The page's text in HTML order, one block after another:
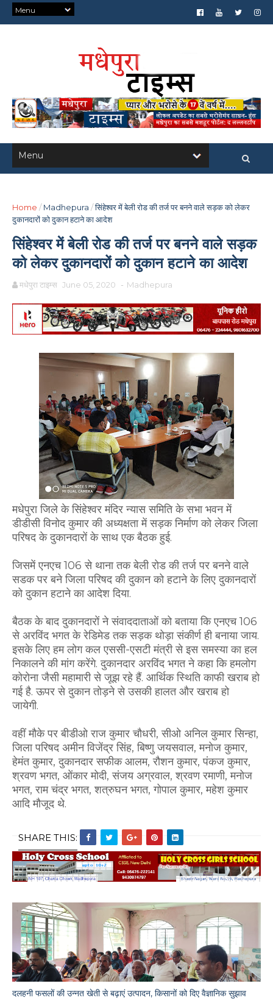
Home / Madhepura /सिंहेश्वर में बेली रोड की तर्ज पर बनने वाले सड़क को लेकर
दुकानदारों को दुकान हटाने का आदेश
सिंहेश्वर में बेली रोड की तर्ज पर बनने वाले सड़क
को लेकर दुकानदारों को दुकान हटाने का आदेश
मधेपुरा टाइम्स June 05, 2020 - Madhepura
मधेपुरा जिले के सिंहेश्वर मंदिर न्यास समिति के सभा भवन में
डीडीसी विनोद कुमार की अध्यक्षता में सड़क निर्माण को लेकर जिला
परिषद के दुकानदारों के साथ एक बैठक हुई.
जिसमें एनएच 106 से थाना तक बेली रोड की तर्ज पर बनने वाले
सडक पर बने जिला परिषद की दुकान को हटाने के लिए दुकानदारों
को दुकान हटाने का आदेश दिया.
बैठक के बाद दुकानदारों ने संवाददाताओं को बताया कि एनएच 106
से अरविंद भगत के रेडिमेड तक सड़क थोड़ा संकीर्ण ही बनाया जाय.
इसके लिए हम लोग कल एससी-एसटी मंत्री से इस समस्या का हल
निकालने की मांग करेंगे. दुकानदार अरविंद भगत ने कहा कि हमलोग
कोरोना जैसी महामारी से जूझ रहे हैं. आर्थिक स्थिति काफी खराब हो
गई है. ऊपर से दुकान तोड़ने से उसकी हालत और खराब हो
जायेगी.
वहीं मौके पर बीडीओ राज कुमार चौधरी, सीओ अनिल कुमार सिन्हा,
जिला परिषद अमीन विजेंद्र सिंह, बिष्णु जयसवाल, मनोज कुमार,
हेमंत कुमार, दुकानदार सफीक आलम, रौशन कुमार, पंकज कुमार,
श्रवण भगत, ओंकार मोदी, संजय अग्रवाल, श्रवण रमाणी, मनोज
भगत, राम चंद्र भगत, शत्रुघन भगत, गोपाल कुमार, महेश कुमार
आदि मौजूद थे.
SHARE THIS:
दलहनी फसलों की उन्नत खेती से बढ़ाएं उत्पादन, किसानों को दिए वैज्ञानिक सुझाव